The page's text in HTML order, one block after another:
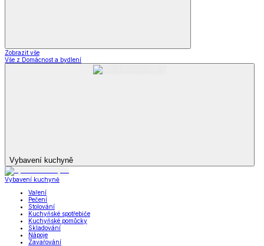
Zobrazit vše
Vše z Domácnost a bydlení
Vybavení kuchyně
Vybavení kuchyně
Vaření
Pečení
Stolování
Kuchyňské spotřebiče
Kuchyňské pomůcky
Skladování
Nápoje
Zavařování